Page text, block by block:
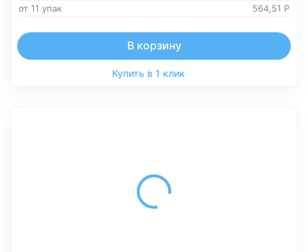
от 11 упак
564,51 Р
В корзину
Купить в 1 клик